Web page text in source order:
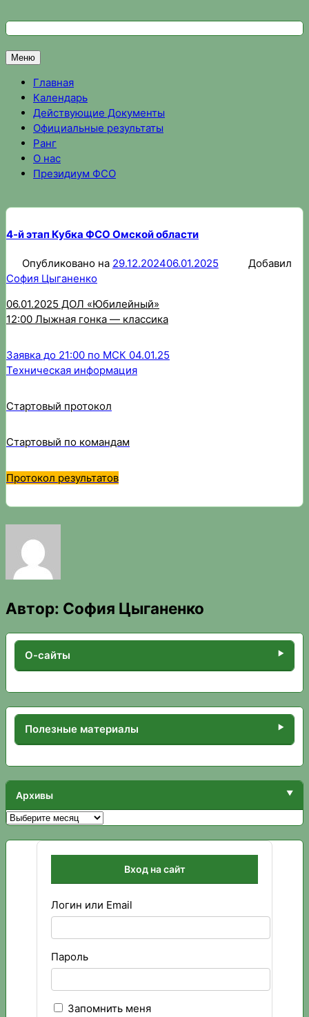
кФедерация спортивного ориентирования Омской области
Спортивное ориентирование в Омске, результаты
Меню
Главная
Календарь
Действующие Документы
Официальные результаты
Ранг
О нас
Президиум ФСО
4-й этап Кубка ФСО Омской области
Опубликовано на 29.12.202406.01.2025
Добавил
София Цыганенко
06.01.2025 ДОЛ «Юбилейный»
12:00 Лыжная гонка — классика
Заявка до 21:00 по МСК 04.01.25
Техническая информация
Стартовый протокол
Стартовый по командам
Протокол результатов
Автор: София Цыганенко
О-сайты
Полезные материалы
Архивы
Архивы
Вход на сайт
Логин или Email
Пароль
Запомнить меня